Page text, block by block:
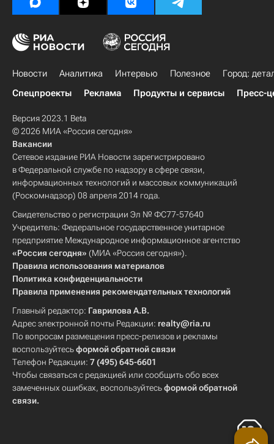
Новости Аналитика Интервью Полезное
Город:
Спецпроекты
Реклама Продукты и сервисы Пресс-
Версия 2023.1 Beta
© 2026 МИА «Россия сегодня»
Вакансии
Сетевое издание РИА Новости зарегистрировано
в Федеральной службе по надзору в сфере связи,
информационных технологий и массовых коммуникаций
(Роскомнадзор) 08 апреля 2014 года.
Свидетельство о регистрации Эл № ФС77-57640
Учредитель: Федеральное государственное унитарное
предприятие Международное информационное агентство
«Россия сегодня» (МИА «Россия сегодня»).
Правила использования материалов
Политика конфиденциальности
Правила применения рекомендательных технологий
Главный редактор: Гаврилова А.В.
Адрес электронной почты Редакции: realty@ria.ru
По вопросам размещения пресс-релизов и рекламы
воспользуйтесьформой обратной связи
Телефон Редакции: 7 (495) 645-6601
Чтобы связаться с редакцией или сообщить обо всех
замеченных ошибках, воспользуйтесьформой обратной
связи.